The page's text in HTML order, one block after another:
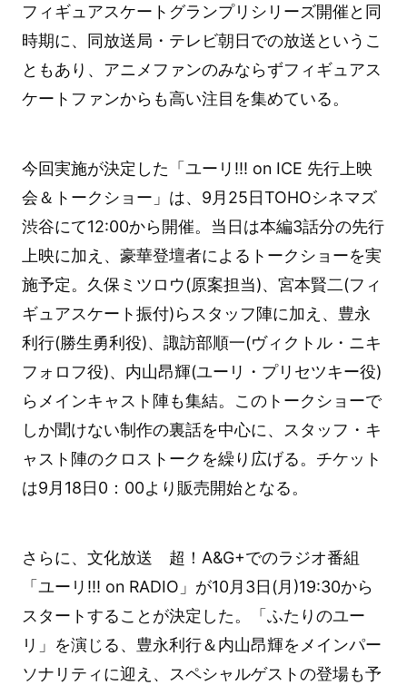
フィギュアスケートグランプリシリーズ開催と同
時期に、同放送局・テレビ朝日での放送というこ
ともあり、アニメファンのみならずフィギュアス
ケートファンからも高い注目を集めている。
今回実施が決定した「ユーリ!!! on ICE 先行上映
会＆トークショー」は、9月25日TOHOシネマズ
渋谷にて12:00から開催。当日は本編3話分の先行
上映に加え、豪華登壇者によるトークショーを実
施予定。久保ミツロウ(原案担当)、宮本賢二(フィ
ギュアスケート振付)らスタッフ陣に加え、豊永
利行(勝生勇利役)、諏訪部順一(ヴィクトル・ニキ
フォロフ役)、内山昂輝(ユーリ・プリセツキー役)
らメインキャスト陣も集結。このトークショーで
しか聞けない制作の裏話を中心に、スタッフ・キ
ャスト陣のクロストークを繰り広げる。チケット
は9月18日0：00より販売開始となる。
さらに、文化放送 超！A&G+でのラジオ番組
「ユーリ!!! on RADIO」が10月3日(月)19:30から
スタートすることが決定した。「ふたりのユー
リ」を演じる、豊永利行＆内山昂輝をメインパー
ソナリティに迎え、スペシャルゲストの登場も予